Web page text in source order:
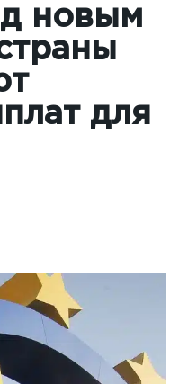
новым
для